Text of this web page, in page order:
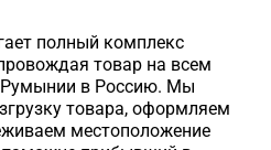
полный комплекс
товар на всем
Румынии в Россию. Мы
товара, оформляем
местоположение